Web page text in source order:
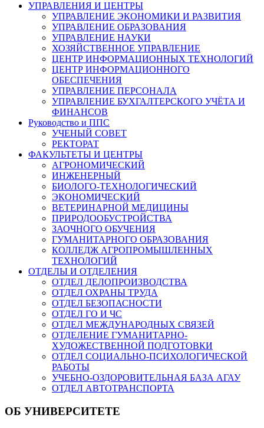
УПРАВЛЕНИЯ И ЦЕНТРЫ
УПРАВЛЕНИЕ ЭКОНОМИКИ И РАЗВИТИЯ
УПРАВЛЕНИЕ ОБРАЗОВАНИЯ
УПРАВЛЕНИЕ НАУКИ
ХОЗЯЙСТВЕННОЕ УПРАВЛЕНИЕ
ЦЕНТР ИНФОРМАЦИОННЫХ ТЕХНОЛОГИЙ
ЦЕНТР ИНФОРМАЦИОННОГО
ОБЕСПЕЧЕНИЯ
УПРАВЛЕНИЕ ПЕРСОНАЛА
УПРАВЛЕНИЕ БУХГАЛТЕРСКОГО УЧЁТА И
ФИНАНСОВ
Руководство и ППС
УЧЕНЫЙ СОВЕТ
РЕКТОРАТ
ФАКУЛЬТЕТЫ И ЦЕНТРЫ
АГРОНОМИЧЕСКИЙ
ИНЖЕНЕРНЫЙ
БИОЛОГО-ТЕХНОЛОГИЧЕСКИЙ
ЭКОНОМИЧЕСКИЙ
ВЕТЕРИНАРНОЙ МЕДИЦИНЫ
ПРИРОДООБУСТРОЙСТВА
ЗАОЧНОГО ОБУЧЕНИЯ
ГУМАНИТАРНОГО ОБРАЗОВАНИЯ
КОЛЛЕДЖ АГРОПРОМЫШЛЕННЫХ
ТЕХНОЛОГИЙ
ОТДЕЛЫ И ОТДЕЛЕНИЯ
ОТДЕЛ ДЕЛОПРОИЗВОДСТВА
ОТДЕЛ ОХРАНЫ ТРУДА
ОТДЕЛ БЕЗОПАСНОСТИ
ОТДЕЛ ГО И ЧС
ОТДЕЛ МЕЖДУНАРОДНЫХ СВЯЗЕЙ
ОТДЕЛЕНИЕ ГУМАНИТАРНО-
ХУДОЖЕСТВЕННОЙ ПОДГОТОВКИ
ОТДЕЛ СОЦИАЛЬНО-ПСИХОЛОГИЧЕСКОЙ
РАБОТЫ
УЧЕБНО-ОЗДОРОВИТЕЛЬНАЯ БАЗА АГАУ
ОТДЕЛ АВТОТРАНСПОРТА
ОБ УНИВЕРСИТЕТЕ